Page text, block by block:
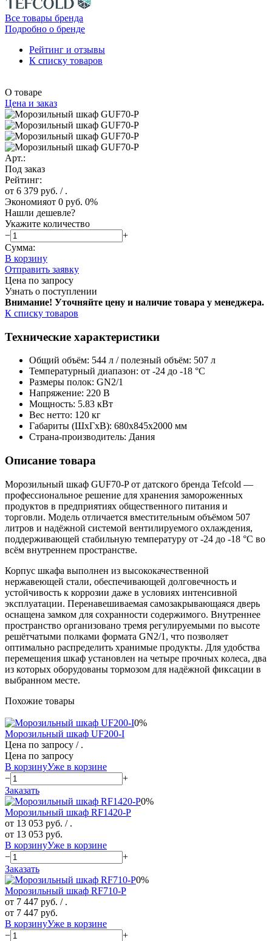
Все товары бренда
Подробно о бренде
Рейтинг и отзывы
К списку товаров
О товаре
Цена и заказ
Арт.:
Под заказ
Рейтинг:
от 6 379 руб. / .
Экономияот 0 руб. 0%
Нашли дешевле?
Укажите количество
−
+
Сумма:
В корзину
Отправить заявку
Цена по запросу
Узнать о поступлении
Внимание! Уточняйте цену и наличие товара у менеджера.
К списку товаров
Технические характеристики
Общий объём: 544 л / полезный объём: 507 л
Температурный диапазон: от -24 до -18 °C
Размеры полок: GN2/1
Напряжение: 220 В
Мощность: 5.83 кВт
Вес нетто: 120 кг
Габариты (ШxГxВ): 680x845x2000 мм
Страна-производитель: Дания
Описание товара
Морозильный шкаф GUF70-P от датского бренда Tefcold —
профессиональное решение для хранения замороженных
продуктов в предприятиях общественного питания и
торговли. Модель отличается вместительным объёмом 507
литров и надёжной системой вентилируемого охлаждения,
поддерживающей стабильную температуру от -24 до -18 °C во
всём внутреннем пространстве.
Корпус шкафа выполнен из высококачественной
нержавеющей стали, обеспечивающей долговечность и
устойчивость к коррозии даже в условиях интенсивной
эксплуатации. Перенавешиваемая самозакрывающаяся дверь
оснащена замком для сохранности содержимого. Внутреннее
пространство организовано тремя регулируемыми по высоте
решётчатыми полками формата GN2/1, что позволяет
оптимально распределить хранимые продукты. Для удобства
перемещения шкаф установлен на четыре прочных колеса, два
из которых оборудованы тормозом для надёжной фиксации в
выбранном месте.
Похожие товары
0%
Морозильный шкаф UF200-I
Цена по запросу / .
Цена по запросу
В корзинуУже в корзине
−
+
Заказать
0%
Морозильный шкаф RF1420-P
от 13 053 руб. / .
от 13 053 руб.
В корзинуУже в корзине
−
+
Заказать
0%
Морозильный шкаф RF710-P
от 7 447 руб. / .
от 7 447 руб.
В корзинуУже в корзине
−
+